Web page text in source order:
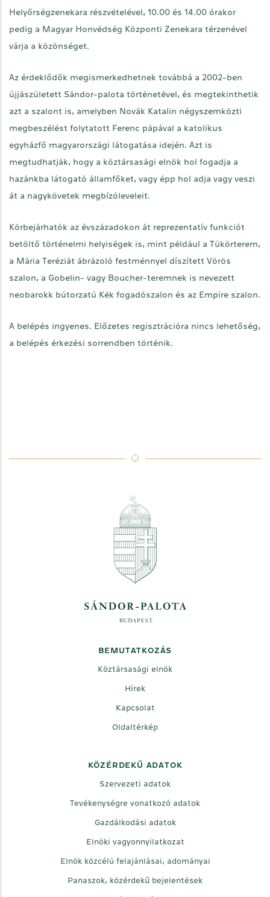
Helyőrségzenekara részvételével, 10.00 és 14.00 órakor
pedig a Magyar Honvédség Központi Zenekara térzenével
várja a közönséget.
Az érdeklődők megismerkedhetnek továbbá a 2002-ben
újjászületett Sándor-palota történetével, és megtekinthetik
azt a szalont is, amelyben Novák Katalin négyszemközti
megbeszélést folytatott Ferenc pápával a katolikus
egyházfő magyarországi látogatása idején. Azt is
megtudhatják, hogy a köztársasági elnök hol fogadja a
hazánkba látogató államfőket, vagy épp hol adja vagy veszi
át a nagykövetek megbízóleveleit.
Körbejárhatók az évszázadokon át reprezentatív funkciót
betöltő történelmi helyiségek is, mint például a Tükörterem,
a Mária Teréziát ábrázoló festménnyel díszített Vörös
szalon, a Gobelin- vagy Boucher-teremnek is nevezett
neobarokk bútorzatú Kék fogadószalon és az Empire szalon.
A belépés ingyenes. Előzetes regisztrációra nincs lehetőség,
a belépés érkezési sorrendben történik.
BEMUTATKOZÁS
Köztársasági elnök
Hírek
Kapcsolat
Oldaltérkép
KÖZÉRDEKŰ ADATOK
Szervezeti adatok
Tevékenységre vonatkozó adatok
Gazdálkodási adatok
Elnöki vagyonnyilatkozat
Elnök közcélú felajánlásai, adományai
Panaszok, közérdekű bejelentések